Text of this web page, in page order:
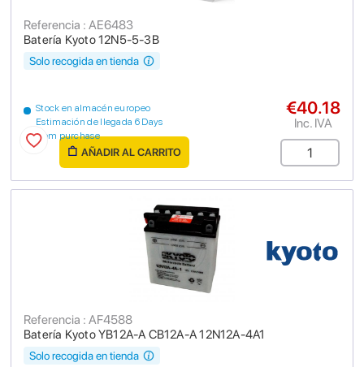
Batería Kyoto 12N5-5-3B
Referencia : AE6483
Stock en almacén europeo
Estimación de llegada 6 Days
from purchase
Solo recogida en tienda
€40.18
Inc. IVA
AÑADIR AL CARRITO
Batería Kyoto YB12A-A CB12A-A 12N12A-4A1
Referencia : AF4588
Solo recogida en tienda